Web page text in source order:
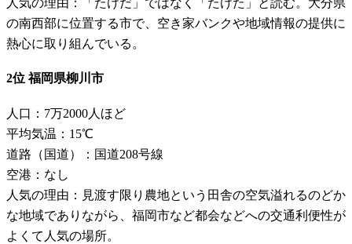
の南西部に位置する市で、空き家バンクや地域情報の提供に
熱心に取り組んでいる。
2位 福岡県柳川市
人口：7万2000人ほど
平均気温：15℃
道路（国道）：国道208号線
空港：なし
人気の理由：見渡す限り農地という田舎の空気溢れるのどか
な地域でありながら、福岡市など都会などへの交通利便性が
よくて人気の場所。